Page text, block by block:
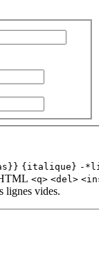
{italique} -
<q> <del>
lignes vides.